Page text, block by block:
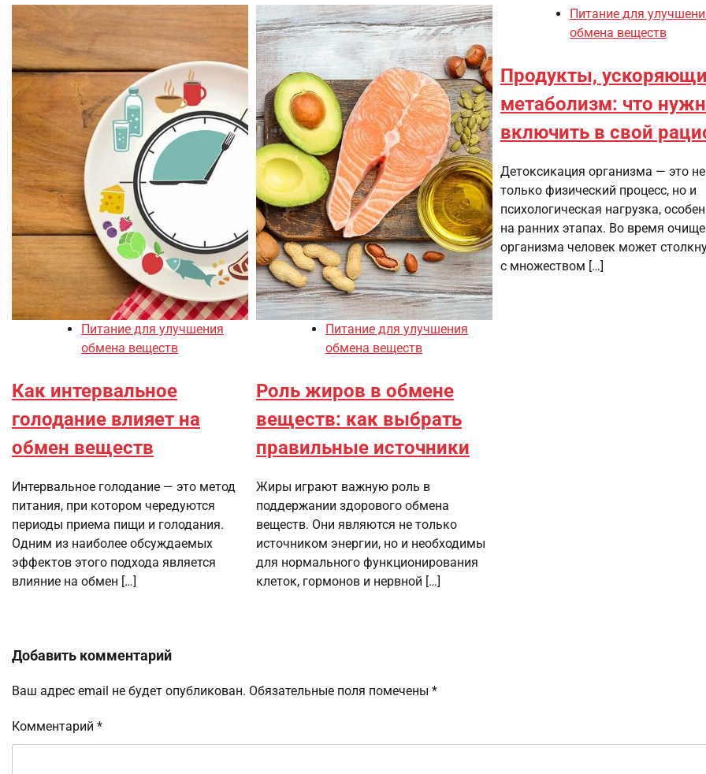
Питание для улучшения
обмена веществ
Как интервальное
голодание влияет на
обмен веществ
Интервальное голодание — это метод
питания, при котором чередуются
периоды приема пищи и голодания.
Одним из наиболее обсуждаемых
эффектов этого подхода является
влияние на обмен […]
Питание для улучшения
обмена веществ
Роль жиров в обмене
веществ: как выбрать
правильные источники
Жиры играют важную роль в
поддержании здорового обмена
веществ. Они являются не только
источником энергии, но и необходимы
для нормального функционирования
клеток, гормонов и нервной […]
Питание для
обмена веществ
Продукты,
метаболизм: что
включить в свой
Детоксикация организма — это не
только физический процесс, но и
психологическая нагрузка,
на ранних этапах. Во время
организма человек может
с множеством […]
Добавить комментарий
Ваш адрес email не будет опубликован. Обязательные поля помечены *
Комментарий *